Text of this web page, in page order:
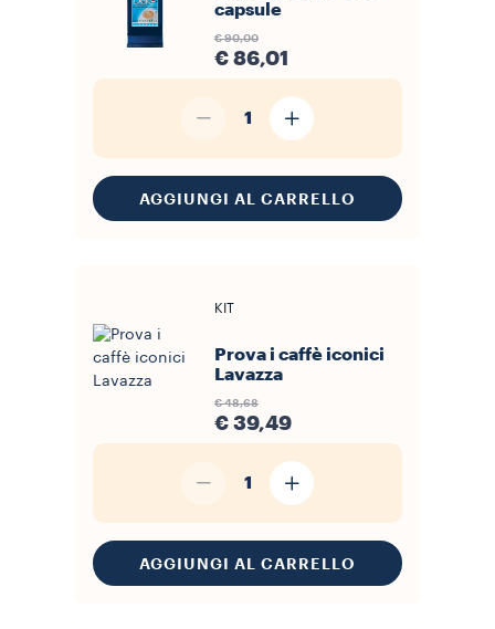
capsule
€ 90,00
€ 86,01
1
AGGIUNGI AL CARRELLO
KIT
Prova i caffè iconici
Lavazza
€ 48,68
€ 39,49
1
AGGIUNGI AL CARRELLO